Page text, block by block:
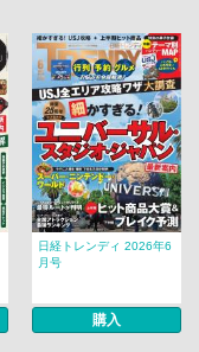
日経トレンディ 2026年6
月号
購入